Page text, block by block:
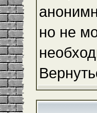
но не